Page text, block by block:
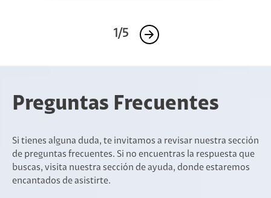
1/5
Preguntas Frecuentes
Si tienes alguna duda, te invitamos a revisar nuestra sección
de preguntas frecuentes. Si no encuentras la respuesta que
buscas, visita nuestra sección de ayuda, donde estaremos
encantados de asistirte.